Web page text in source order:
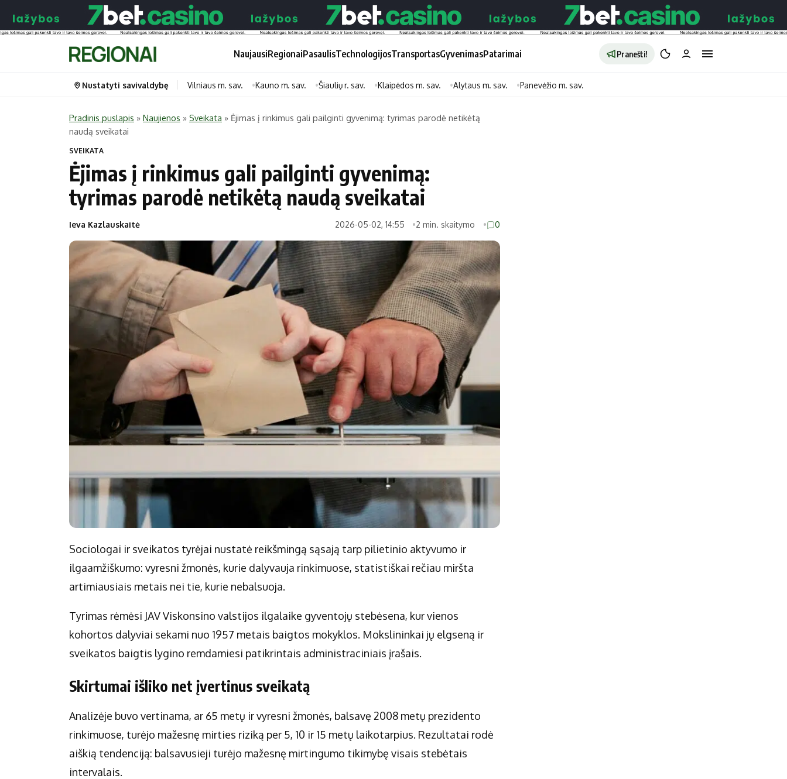
NaujausiRegionaiPasaulisTechnologijosTransportasGyvenimasPatarimai Pranešti!
Portalas
Savivaldybės
Naujausi
Pasaulis
Politika
Patarimai
Dirbtinis intelektas
Gineso rekordai
Gyvenimas
Horoskopai
Sveikata
Technologijos
Indėlių palūkanos
Kauno miesto
Klaipėdos miesto
Alytaus miesto
Marijampolės
Palangos miesto
Prienų rajono
Nustatyti savivaldybę Vilniaus m. sav. Kauno m. sav. Šiaulių r. sav. Klaipėdos m. sav. Alytaus m. sav. Panevėžio m. sav.
Pradinis puslapis » Naujienos » Sveikata » Ėjimas į rinkimus gali pailginti gyvenimą: tyrimas parodė netikėtą
naudą sveikatai
SVEIKATA
Ėjimas į rinkimus gali pailginti gyvenimą:
tyrimas parodė netikėtą naudą sveikatai
Ieva Kazlauskaitė 2026-05-02, 14:55 2 min. skaitymo 0
Sociologai ir sveikatos tyrėjai nustatė reikšmingą sąsają tarp pilietinio aktyvumo ir
ilgaamžiškumo: vyresni žmonės, kurie dalyvauja rinkimuose, statistiškai rečiau miršta
artimiausiais metais nei tie, kurie nebalsuoja.
Tyrimas rėmėsi JAV Viskonsino valstijos ilgalaike gyventojų stebėsena, kur vienos
kohortos dalyviai sekami nuo 1957 metais baigtos mokyklos. Mokslininkai jų elgseną ir
sveikatos baigtis lygino remdamiesi patikrintais administraciniais įrašais.
Skirtumai išliko net įvertinus sveikatą
Analizėje buvo vertinama, ar 65 metų ir vyresni žmonės, balsavę 2008 metų prezidento
rinkimuose, turėjo mažesnę mirties riziką per 5, 10 ir 15 metų laikotarpius. Rezultatai rodė
aiškią tendenciją: balsavusieji turėjo mažesnę mirtingumo tikimybę visais stebėtais
intervalais.